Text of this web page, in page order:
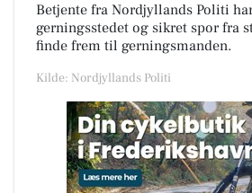
Betjente fra Nordjyllands Politi
gerningsstedet og sikret spor fra
finde frem til gerningsmanden.
Kilde: Nordjyllands Politi